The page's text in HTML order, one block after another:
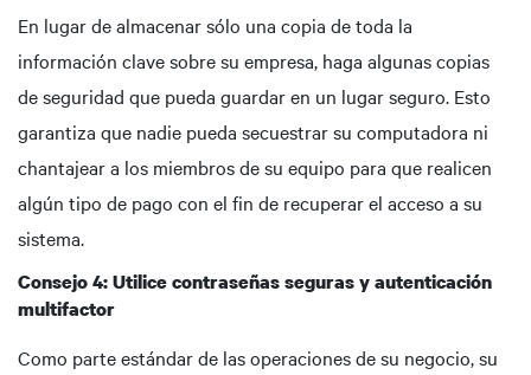
En lugar de almacenar sólo una copia de toda la
información clave sobre su empresa, haga algunas copias
de seguridad que pueda guardar en un lugar seguro. Esto
garantiza que nadie pueda secuestrar su computadora ni
chantajear a los miembros de su equipo para que realicen
algún tipo de pago con el fin de recuperar el acceso a su
sistema.
Consejo 4: Utilice contraseñas seguras y autenticación
multifactor
Como parte estándar de las operaciones de su negocio, su